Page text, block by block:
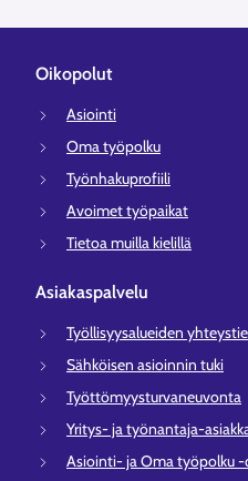
Oikopolut
Asiointi
Oma työpolku
Työnhakuprofiili
Avoimet työpaikat
Tietoa muilla kielillä
Asiakaspalvelu
Työllisyysalueiden
Sähköisen asioinnin tuki
Työttömyysturvaneuvonta
Yritys- ja työnantaja-
Asiointi- ja Oma työpolku